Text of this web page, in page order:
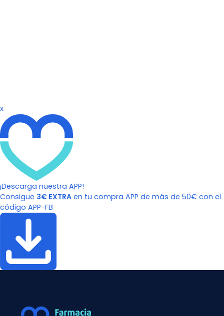
x
¡Descarga nuestra APP!
Consigue 3€ EXTRA en tu compra APP de más de 50€ con el
código APP-FB